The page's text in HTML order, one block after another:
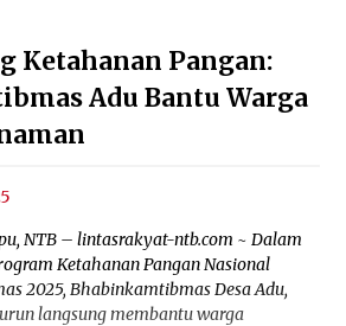
Ketahanan Pangan:
Adu Bantu Warga
NTB – lintasrakyat-ntb.com ~ Dalam
Ketahanan Pangan Nasional
2025, Bhabinkamtibmas Desa Adu,
langsung membantu warga